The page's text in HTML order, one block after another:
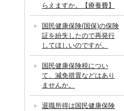
らえますか。【療養費】
国民健康保険(国保)の保険
証を紛失したので再発行
してほしいのですが。
国民健康保険税につい
て、減免措置などはあり
ませんか。
退職所得は国民健康保険